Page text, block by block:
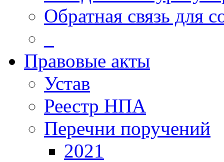
Обратная связь для
Правовые акты
Устав
Реестр НПА
Перечни поручений
2021